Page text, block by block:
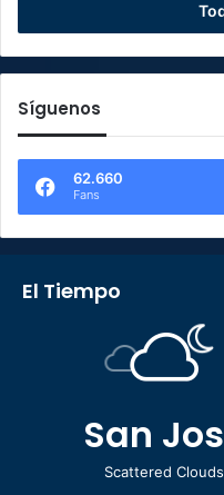
Síguenos
62.660
Fans
El Tiempo
San
Scattered Clouds